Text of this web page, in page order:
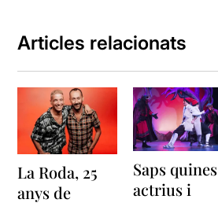
Articles relacionats
La Roda, 25
anys de
Saps quines
actrius i